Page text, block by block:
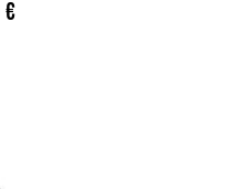
€